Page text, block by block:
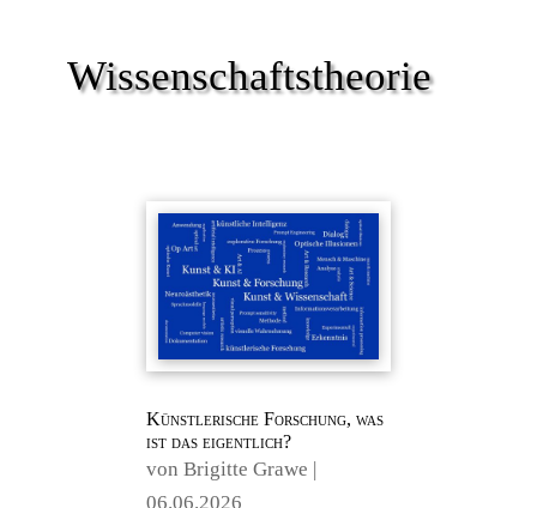
Wissenschaftstheorie
Künstlerische Forschung, was
ist das eigentlich?
vonBrigitte Grawe
06.06.2026